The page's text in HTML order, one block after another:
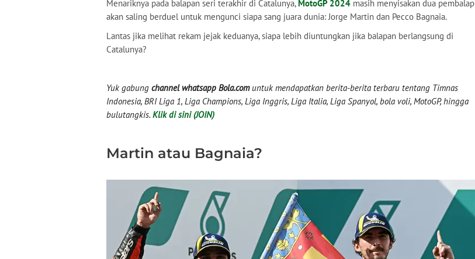
Menariknya pada balapan seri terakhir di Catalunya,MotoGP 2024 masih menyisakan dua pembalap
akan saling berduel untuk mengunci siapa sang juara dunia: Jorge Martin dan Pecco Bagnaia.
Lantas jika melihat rekam jejak keduanya, siapa lebih diuntungkan jika balapan berlangsung di
Catalunya?
Yuk gabung channel whatsapp Bola.comuntuk mendapatkan berita-berita terbaru tentang Timnas
Indonesia, BRI Liga 1, Liga Champions, Liga Inggris, Liga Italia, Liga Spanyol, bola voli, MotoGP, hingga
bulutangkis. Klik di sini (JOIN)
Martin atau Bagnaia?